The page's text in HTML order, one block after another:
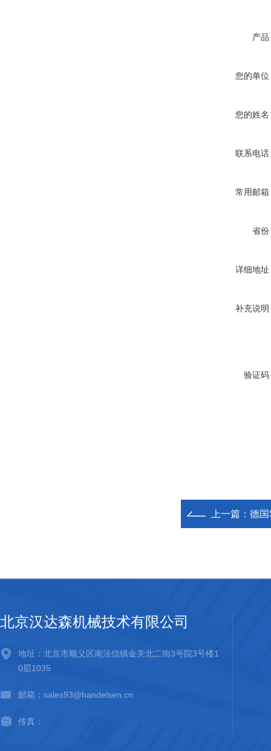
产品
您的单位
您的姓名
联系电话
常用邮箱
省份
详细地址
补充说明
验证码
上一篇： 德
北京汉达森机械技术有限公司
地址：北京市顺义区南法信镇金关北二街3号院3号楼1
0层1035
邮箱：sales93@handelsen.cn
传真：